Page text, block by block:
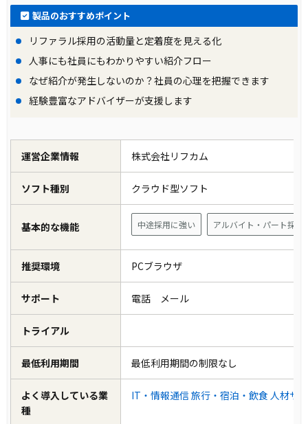
製品のおすすめポイント
リファラル採用の活動量と定着度を見える化
人事にも社員にもわかりやすい紹介フロー
なぜ紹介が発生しないのか？社員の心理を把握できます
経験豊富なアドバイザーが支援します
運営企業情報 株式会社リフカム
ソフト種別 クラウド型ソフト
基本的な機能 中途採用に強い アルバイト・パート採用
推奨環境 PCブラウザ
サポート 電話 メール
トライアル
最低利用期間 最低利用期間の制限なし
よく導入している業
種
IT・情報通信 旅行・宿泊・飲食 人材サ